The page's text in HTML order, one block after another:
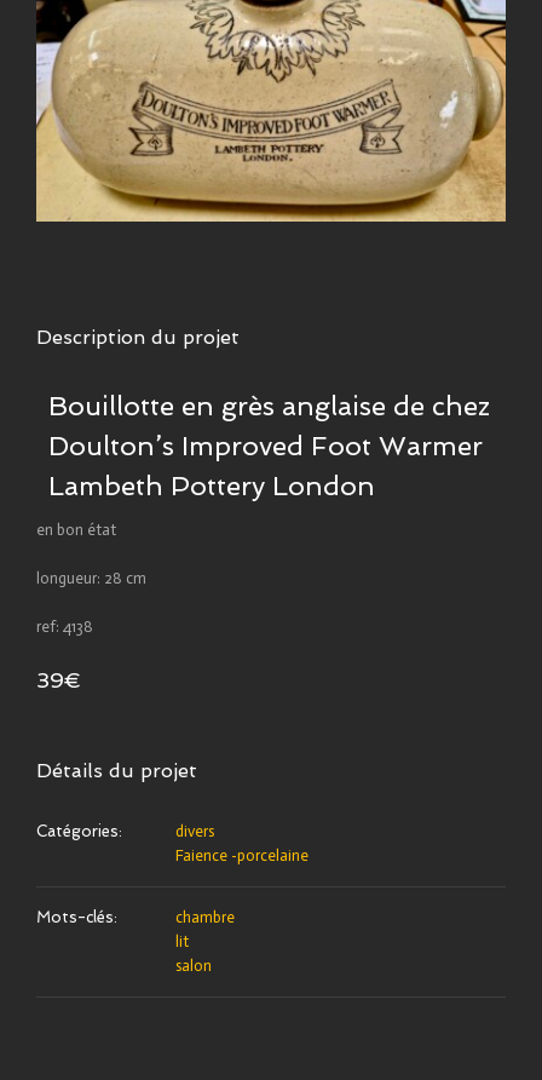
Description du projet
Bouillotte en grès anglaise de chez
Doulton’s Improved Foot Warmer
Lambeth Pottery London
en bon état
longueur: 28 cm
ref: 4138
39€
Détails du projet
Catégories:
divers
Faience -porcelaine
Mots-clés:
chambre
lit
salon